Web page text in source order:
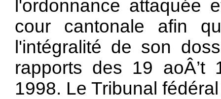
l'ordonnance
cour cantonale afin
l'intégralité de son
rapports des 19
1998. Le Tribunal